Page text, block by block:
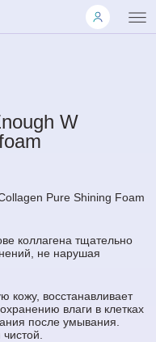
W
Pure Shining Foam
коллагена тщательно
не нарушая
кожу, восстанавливает
влаги в клетках
после умывания.